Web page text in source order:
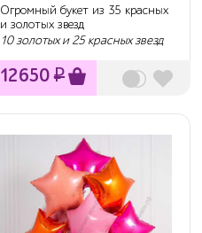
Огромный букет из 35 красных
и золотых звезд
10 золотых и 25 красных звезд
12650₽